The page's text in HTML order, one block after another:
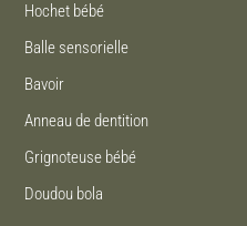
Hochet bébé
Balle sensorielle
Bavoir
Anneau de dentition
Grignoteuse bébé
Doudou bola